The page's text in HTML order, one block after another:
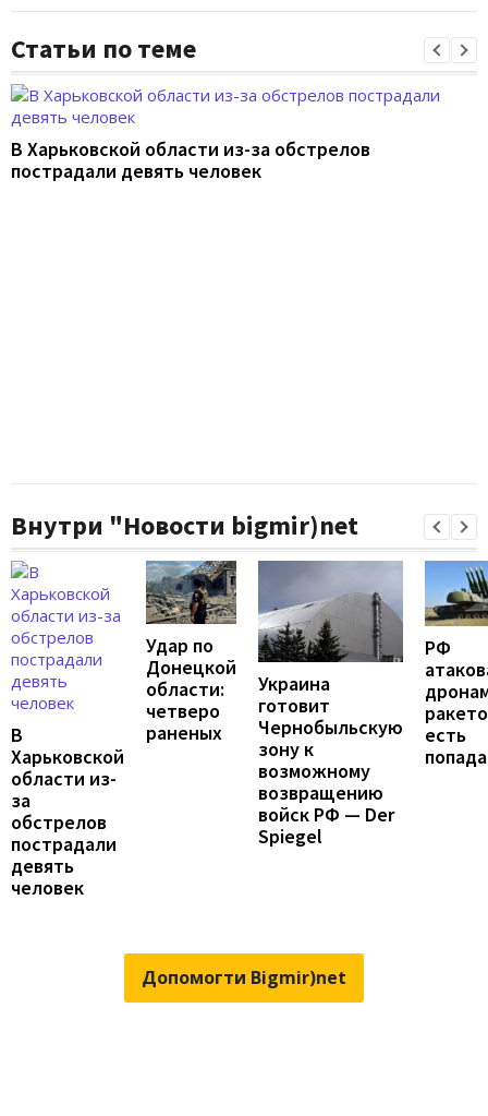
Статьи по теме
В Харьковской области из-за обстрелов
пострадали девять человек
Внутри "Новости bigmir)net
В
Харьковской
области из-
за
обстрелов
пострадали
девять
человек
Удар по
Донецкой
области:
четверо
раненых
Украина
готовит
Чернобыльскую
зону к
возможному
возвращению
войск РФ — Der
Spiegel
РФ
есть
Допомогти Bigmir)net